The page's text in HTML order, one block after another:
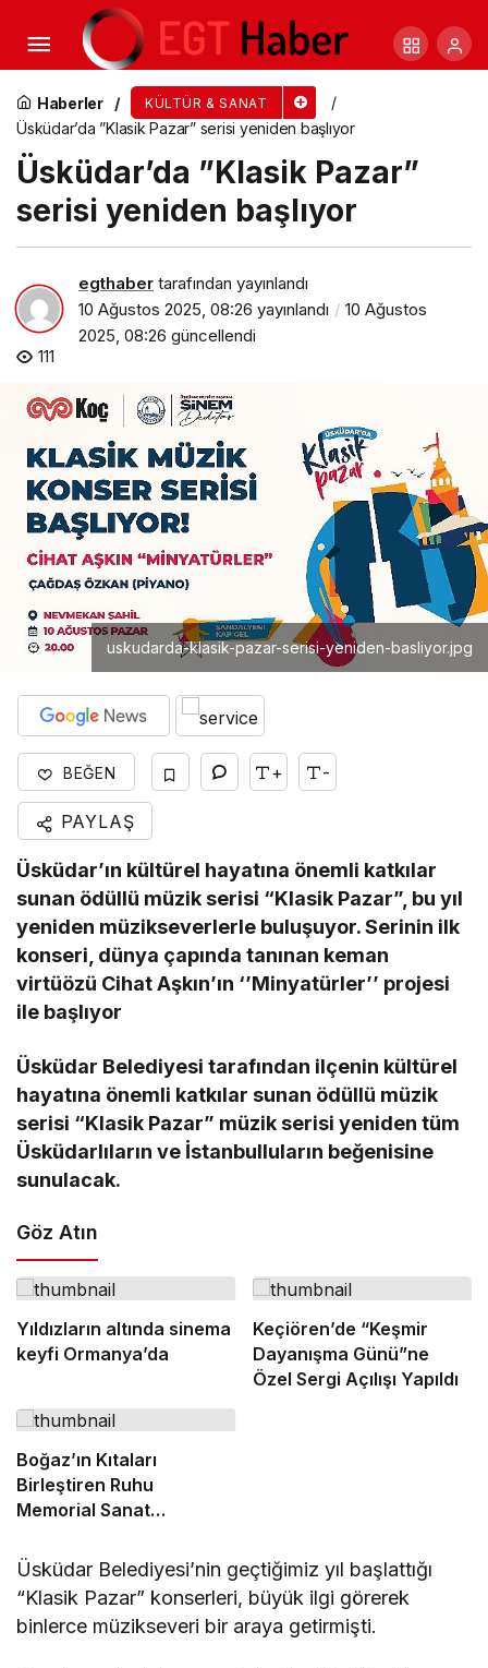
Haberler KÜLTÜR & SANAT
Üsküdar’da ”Klasik Pazar” serisi yeniden başlıyor
Üsküdar’da ”Klasik Pazar”
serisi yeniden başlıyor
egthaber tarafından yayınlandı
10 Ağustos 2025, 08:26 yayınlandı
10 Ağustos
2025, 08:26 güncellendi
111
uskudarda-klasik-pazar-serisi-yeniden-basliyor.jpg
BEĞEN + -
PAYLAŞ
Üsküdar’ın kültürel hayatına önemli katkılar
sunan ödüllü müzik serisi “Klasik Pazar”, bu yıl
yeniden müzikseverlerle buluşuyor. Serinin ilk
konseri, dünya çapında tanınan keman
virtüözü Cihat Aşkın’ın ‘’Minyatürler’’ projesi
ile başlıyor
Üsküdar Belediyesi tarafından ilçenin kültürel
hayatına önemli katkılar sunan ödüllü müzik
serisi “Klasik Pazar” müzik serisi yeniden tüm
Üsküdarlıların ve İstanbulluların beğenisine
sunulacak.
Göz Atın
Yıldızların altında sinema
keyfi Ormanya’da
Keçiören’de “Keşmir
Dayanışma Günü”ne
Özel Sergi Açılışı Yapıldı
Boğaz’ın Kıtaları
Birleştiren Ruhu
Memorial Sanat
Üsküdar Belediyesi’nin geçtiğimiz yıl başlattığı
“Klasik Pazar” konserleri, büyük ilgi görerek
binlerce müzikseveri bir araya getirmişti.
Selçuklu semaları uçurtmalarla şenlendi